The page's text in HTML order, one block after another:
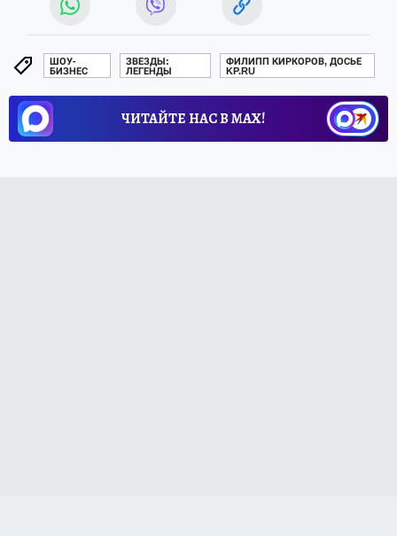
ШОУ-
БИЗНЕС
ЗВЕЗДЫ:
ЛЕГЕНДЫ
ФИЛИПП КИРКОРОВ, ДОСЬЕ
KP.RU
ЧИТАЙТЕ НАС В МАХ!